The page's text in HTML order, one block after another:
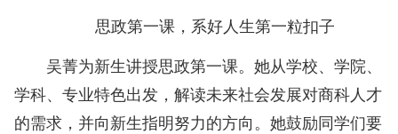
思政第一课，系好人生第一粒扣子
吴菁为新生讲授思政第一课。她从学校、学院、
学科、专业特色出发，解读未来社会发展对商科人才
的需求，并向新生指明努力的方向。她鼓励同学们要